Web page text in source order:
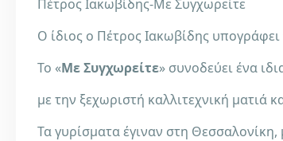
Πέτρος Ιακωβίδης-Με Συγχωρείτε
Ο ίδιος ο Πέτρος Ιακωβίδης
Το «Με Συγχωρείτε» συνοδεύει ένα
με την ξεχωριστή καλλιτεχνική ματιά
Τα γυρίσματα έγιναν στη